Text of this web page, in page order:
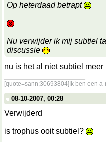
Op heterdaad betrapt
Nu verwijder ik mij subtiel
discussie
nu is het al niet subtiel meer
[quote=sann;30693804]Ik ben een
08-10-2007, 00:28
Verwijderd
is trophus ooit subtiel?